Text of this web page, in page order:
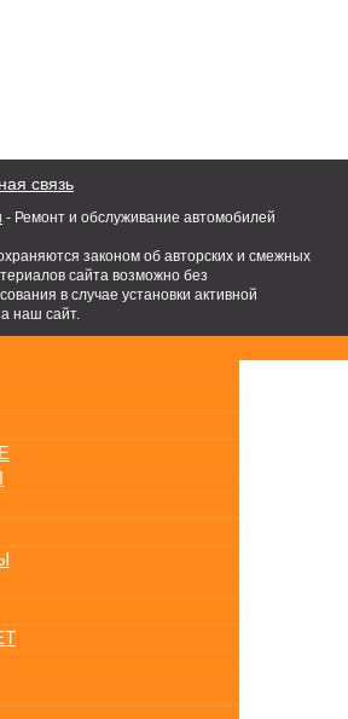
связь
- Ремонт и обслуживание автомобилей
законом об авторских и смежных
сайта возможно без
в случае установки активной
наш сайт.